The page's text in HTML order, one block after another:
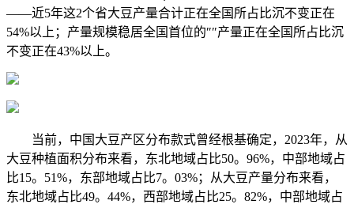
——近5年这2个省大豆产量合计正在全国所占比沉不变正在
54%以上；产量规模稳居全国首位的″″产量正在全国所占比沉
不变正在43%以上。
当前，中国大豆产区分布款式曾经根基确定，2023年，从
大豆种植面积分布来看，东北地域占比50。96%，中部地域占
比15。51%，东部地域占比7。03%；从大豆产量分布来看，
东北地域占比49。44%，西部地域占比25。82%，中部地域占